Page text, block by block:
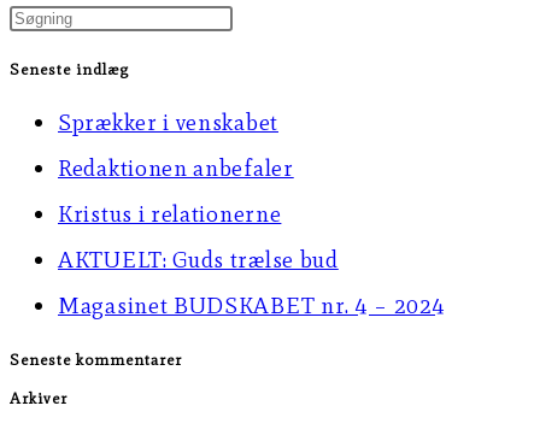
Press
to
close
search
Seneste indlæg
Sprækker i venskabet
Redaktionen anbefaler
Kristus i relationerne
AKTUELT: Guds trælse bud
Magasinet BUDSKABET nr. 4 – 2024
Seneste kommentarer
Arkiver